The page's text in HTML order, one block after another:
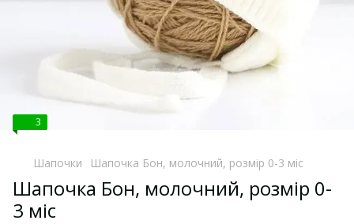
3
Шапочки Шапочка Бон, молочний, розмір 0-3 міс
Шапочка Бон, молочний, розмір 0-
3 міс